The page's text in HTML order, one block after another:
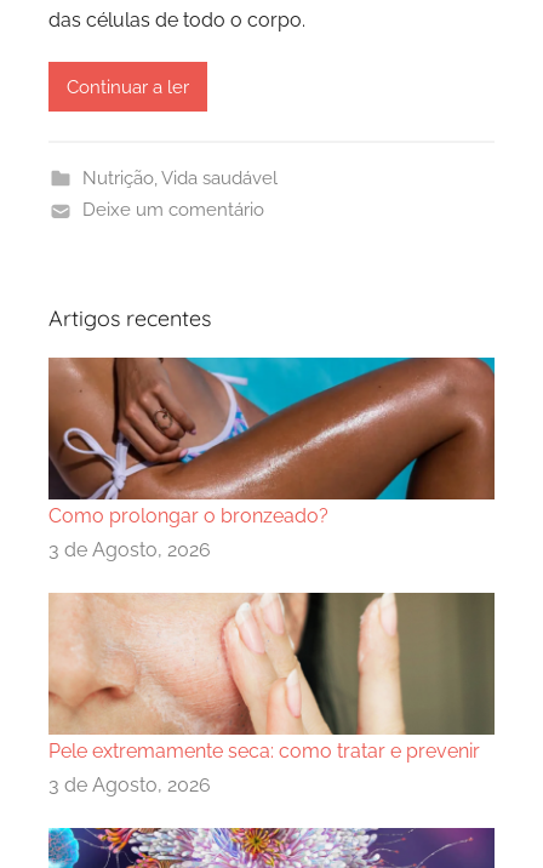
das células de todo o corpo.
Continuar a ler
Nutrição,Vida saudável
Deixe um comentário
Artigos recentes
Como prolongar o bronzeado?
3 de Agosto, 2026
Pele extremamente seca: como tratar e prevenir
3 de Agosto, 2026